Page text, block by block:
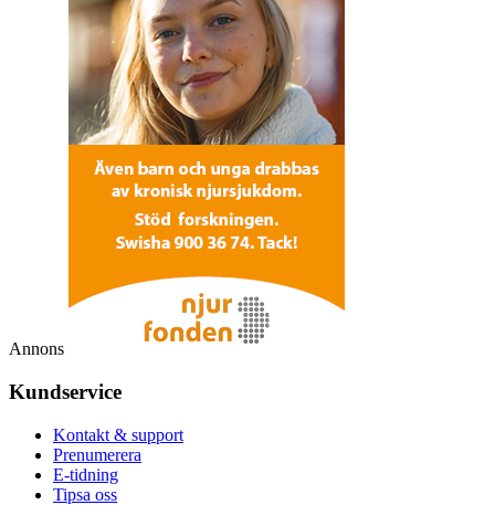
Annons
Kundservice
Kontakt & support
Prenumerera
E-tidning
Tipsa oss